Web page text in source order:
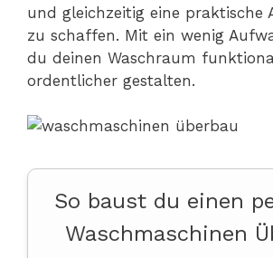
und gleichzeitig eine praktische
zu schaffen. Mit ein wenig
du deinen Waschraum
ordentlicher gestalten.
So baust du einen
Waschmaschinen